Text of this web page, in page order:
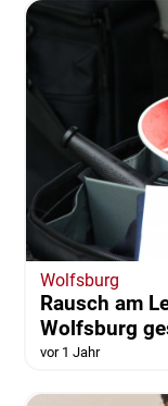
Wolfsburg
Rausch am
Wolfsburg
vor 1 Jahr